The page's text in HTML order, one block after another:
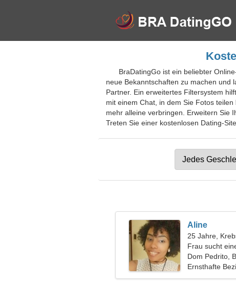
BraDatingGo ist ein beliebter
neue Bekanntschaften zu machen und
Partner. Ein erweitertes Filtersystem
mit einem Chat, in dem Sie Fotos
mehr alleine verbringen. Erweitern Sie
Treten Sie einer kostenlosen Dating-
Aline
25 Jahre,
Frau sucht
Dom Pedrito,
Ernsthafte